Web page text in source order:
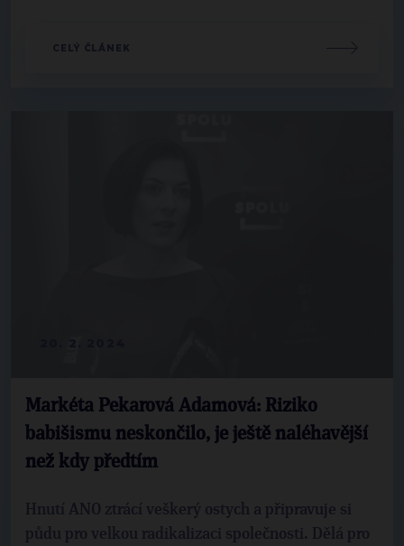
CELÝ ČLÁNEK
Markéta Pekarová Adamová: Riziko
babišismu neskončilo, je ještě naléhavější
než kdy předtím
Hnutí ANO ztrácí veškerý ostych a připravuje si
půdu pro velkou radikalizaci společnosti. Dělá pro